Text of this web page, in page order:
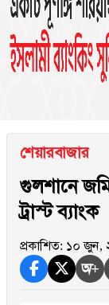
শেয়ারবাজার
গুলশানে
ট্রাস্ট ব্যাংক
প্রকাশিত: ১০ জুন,
অ+